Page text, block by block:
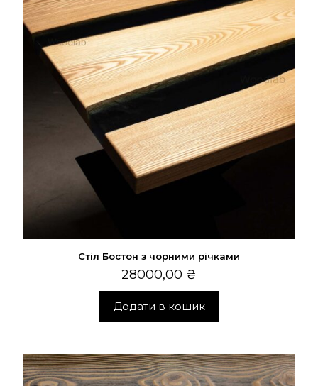
Стіл Бостон з чорними річками
28000,00 ₴
Додати в кошик